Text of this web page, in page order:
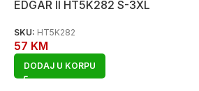
EDGAR II HT5K282 S-3XL
SKU: HT5K282
57 KM
DODAJ U KORPU